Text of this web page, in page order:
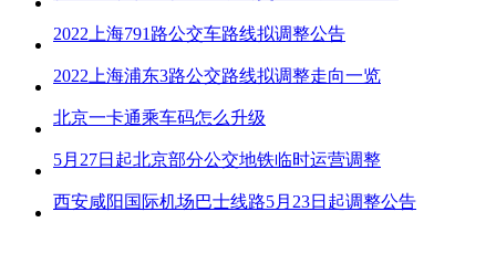
2022上海791路公交车路线拟调整公告
2022上海浦东3路公交路线拟调整走向一览
北京一卡通乘车码怎么升级
5月27日起北京部分公交地铁临时运营调整
西安咸阳国际机场巴士线路5月23日起调整公告